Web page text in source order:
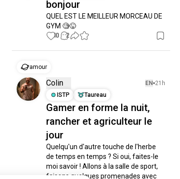
bonjour
QUEL EST LE MEILLEUR MORCEAU DE
GYM 🧐😜
10 2
amour
Colin EN 21h
ISTP
Taureau
Gamer en forme la nuit,
rancher et agriculteur le
jour
Quelqu'un d'autre touche de l'herbe
de temps en temps ? Si oui, faites-le
moi savoir ! Allons à la salle de sport,
faisons quelques promenades avec